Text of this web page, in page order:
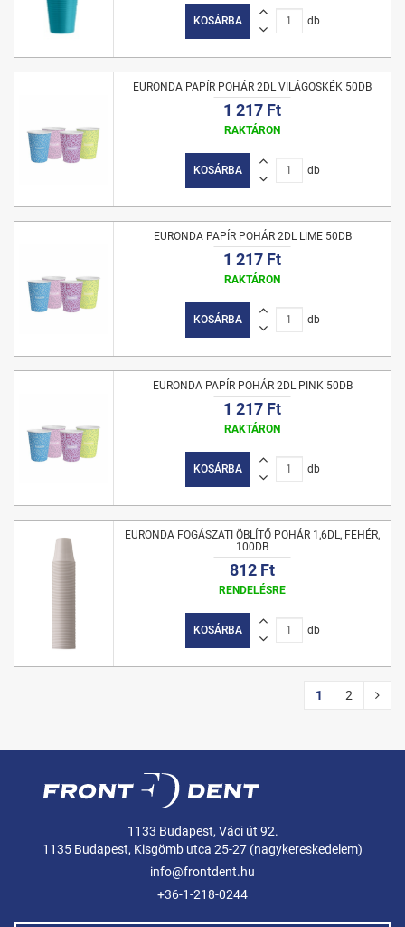
KOSÁRBA db
EURONDA PAPÍR POHÁR 2DL VILÁGOSKÉK 50DB
1 217 Ft
RAKTÁRON
KOSÁRBA db
EURONDA PAPÍR POHÁR 2DL LIME 50DB
1 217 Ft
RAKTÁRON
KOSÁRBA db
EURONDA PAPÍR POHÁR 2DL PINK 50DB
1 217 Ft
RAKTÁRON
KOSÁRBA db
EURONDA FOGÁSZATI ÖBLÍTŐ POHÁR 1,6DL, FEHÉR,
100DB
812 Ft
RENDELÉSRE
KOSÁRBA db
1 2
1133 Budapest, Váci út 92.
1135 Budapest, Kisgömb utca 25-27 (nagykereskedelem)
info@frontdent.hu
+36-1-218-0244